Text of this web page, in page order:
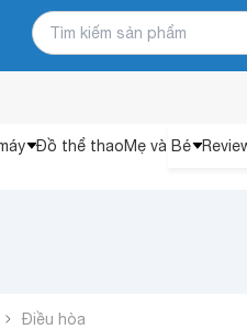
Đồ thể thaoMẹ và Bé
Điều hòa